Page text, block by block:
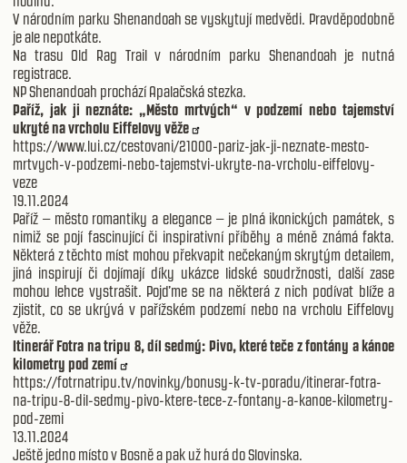
V národním parku Shenandoah se vyskytují medvědi. Pravděpodobně
je ale nepotkáte.
Na trasu Old Rag Trail v národním parku Shenandoah je nutná
registrace.
NP Shenandoah prochází Apalačská stezka.
Paříž, jak ji neznáte: „Město mrtvých“ v podzemí nebo tajemství
ukryté na vrcholu Eiffelovy věže
https://www.lui.cz/cestovani/21000-pariz-jak-ji-neznate-mesto-
mrtvych-v-podzemi-nebo-tajemstvi-ukryte-na-vrcholu-eiffelovy-
veze
19.11.2024
Paříž – město romantiky a elegance – je plná ikonických památek, s
nimiž se pojí fascinující či inspirativní příběhy a méně známá fakta.
Některá z těchto míst mohou překvapit nečekaným skrytým detailem,
jiná inspirují či dojímají díky ukázce lidské soudržnosti, další zase
mohou lehce vystrašit. Pojďme se na některá z nich podívat blíže a
zjistit, co se ukrývá v pařížském podzemí nebo na vrcholu Eiffelovy
věže.
Itinerář Fotra na tripu 8, díl sedmý: Pivo, které teče z fontány a kánoe
kilometry pod zemí
https://fotrnatripu.tv/novinky/bonusy-k-tv-poradu/itinerar-fotra-
na-tripu-8-dil-sedmy-pivo-ktere-tece-z-fontany-a-kanoe-kilometry-
pod-zemi
13.11.2024
Ještě jedno místo v Bosně a pak už hurá do Slovinska.